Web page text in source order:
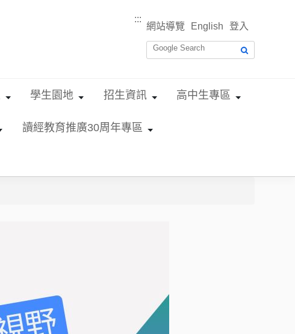
:::
網站導覽 English 登入
學生園地 招生資訊 高中生專區
讀經教育推廣30周年專區